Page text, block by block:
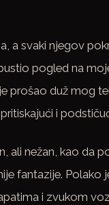
a svaki njegov
pogled na
prošao duž mog
i
ali nežan, kao da
fantazije.
i zvukom